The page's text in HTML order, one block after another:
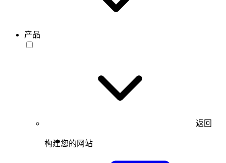
产品
返回
构建您的网站